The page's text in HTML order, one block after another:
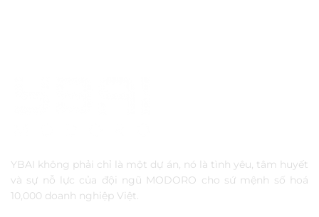
YBAI không phải chỉ là một dự án, nó là tình yêu, tâm huyết
và sự nỗ lực của đội ngũ MODORO cho sứ mệnh số hoá
10,000 doanh nghiệp Việt.